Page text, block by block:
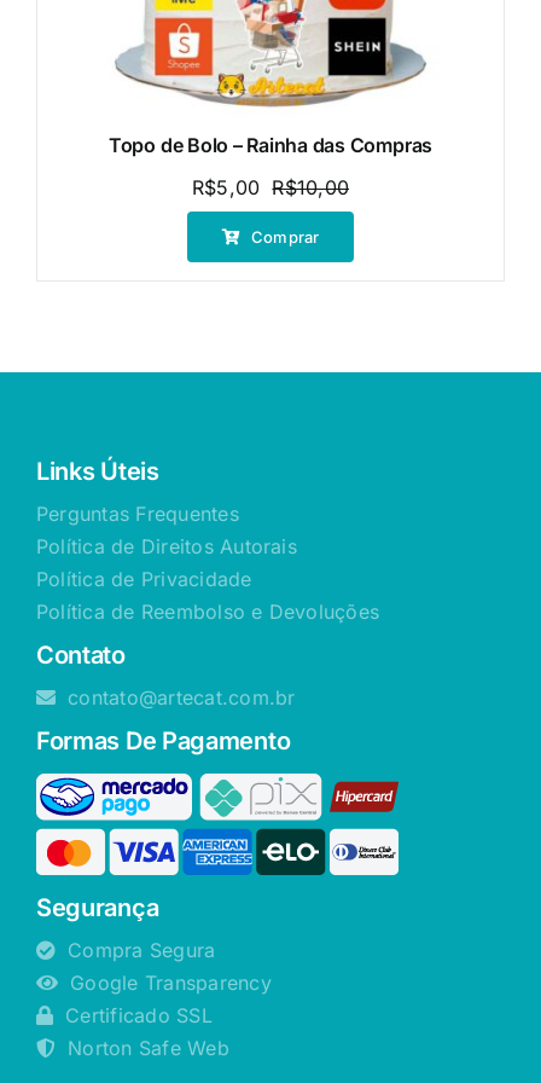
Topo de Bolo – Rainha das Compras
R$10,00O
preço
era:
R$5,00
O
preço
é:
Comprar
Links Úteis
Perguntas Frequentes
Política de Direitos Autorais
Política de Privacidade
Política de Reembolso e Devoluções
Contato
contato@artecat.com.br
Formas De Pagamento
Segurança
Compra Segura
Google Transparency
Certificado SSL
Norton Safe Web